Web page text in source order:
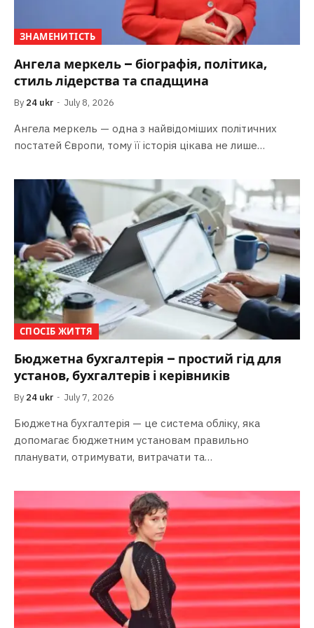
ЗНАМЕНИТІСТЬ
Ангела меркель – біографія, політика,
стиль лідерства та спадщина
By 24 ukr July 8, 2026
Ангела меркель — одна з найвідоміших політичних
постатей Європи, тому її історія цікава не лише…
СПОСІБ ЖИТТЯ
Бюджетна бухгалтерія – простий гід для
установ, бухгалтерів і керівників
By 24 ukr July 7, 2026
Бюджетна бухгалтерія — це система обліку, яка
допомагає бюджетним установам правильно
планувати, отримувати, витрачати та…